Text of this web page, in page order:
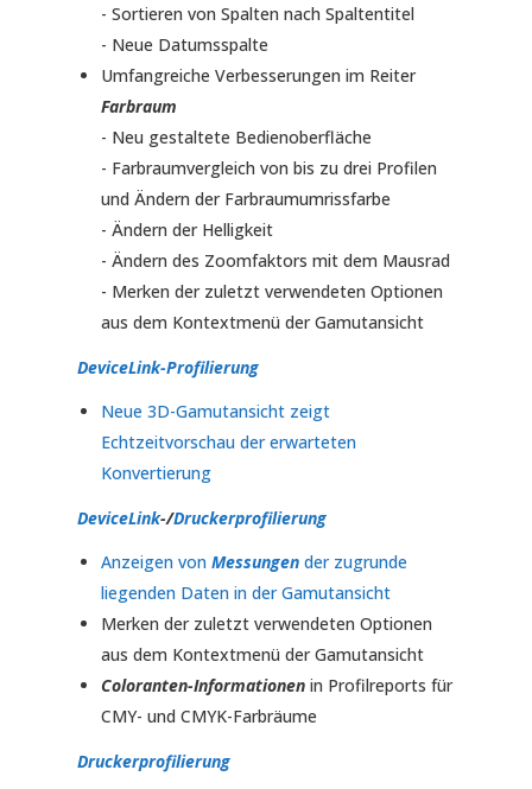
- Sortieren von Spalten nach Spaltentitel
- Neue Datumsspalte
Umfangreiche Verbesserungen im Reiter
Farbraum
- Neu gestaltete Bedienoberfläche
- Farbraumvergleich von bis zu drei Profilen
und Ändern der Farbraumumrissfarbe
- Ändern der Helligkeit
- Ändern des Zoomfaktors mit dem Mausrad
- Merken der zuletzt verwendeten Optionen
aus dem Kontextmenü der Gamutansicht
DeviceLink-Profilierung
Neue 3D-Gamutansicht zeigt
Echtzeitvorschau der erwarteten
Konvertierung
DeviceLink-/Druckerprofilierung
Anzeigen von Messungender zugrunde
liegenden Daten in der Gamutansicht
Merken der zuletzt verwendeten Optionen
aus dem Kontextmenü der Gamutansicht
Coloranten-Informationenin Profilreports für
CMY- und CMYK-Farbräume
Druckerprofilierung